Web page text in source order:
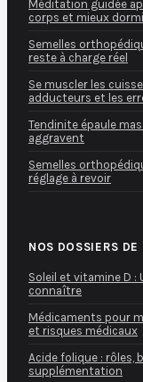
Méditation guidée
corps et mieux
Semelles
reste à charge réel
Se muscler les
adducteurs et les
Tendinite épaule
aggravent
Semelles
réglage à revoir
NOS DOSSIERS DE
Soleil et vitamine D :
connaître
Médicaments pour
et risques médicaux
Acide folique : rôles,
supplémentation